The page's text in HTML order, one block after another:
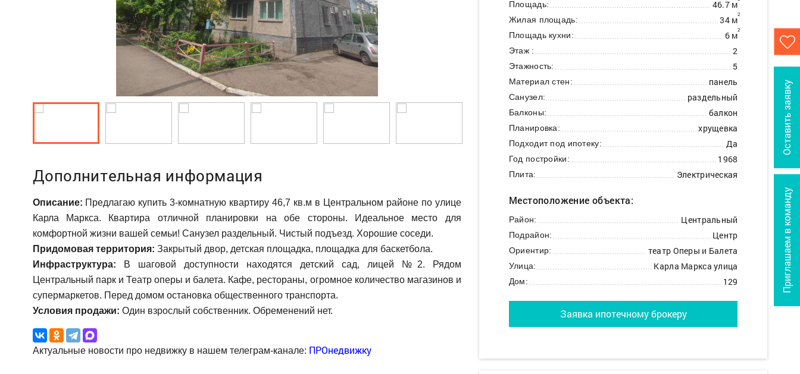
Приглашаем в команду
Оставить заявку
Дополнительная информация
Описание: Предлагаю купить 3-комнатную квартиру 46,7 кв.м в Центральном районе по улице
Карла Маркса. Квартира отличной планировки на обе стороны. Идеальное место для
комфортной жизни вашей семьи! Санузел раздельный. Чистый подъезд. Хорошие соседи.
Придомовая территория: Закрытый двор, детская площадка, площадка для баскетбола.
Инфраструктура: В шаговой доступности находятся детский сад, лицей №2. Рядом
Центральный парк и Театр оперы и балета. Кафе, рестораны, огромное количество магазинов и
супермаркетов. Перед домом остановка общественного транспорта.
Условия продажи: Один взрослый собственник. Обременений нет.
Актуальные новости про недвижку в нашем телеграм-канале: ПРОнедвижку
Площадь: 46.7 м
Жилая площадь: 34 м2
Площадь кухни: 6 м2
Этаж : 2
Этажность: 5
Материал стен: панель
Санузел: раздельный
Балконы: балкон
Планировка: хрущевка
Подходит под ипотеку: Да
Год постройки: 1968
Плита: Электрическая
Местоположение объекта:
Район: Центральный
Подрайон: Центр
Ориентир: театр Оперы и Балета
Улица: Карла Маркса улица
Дом: 129
Заявка ипотечному брокеру